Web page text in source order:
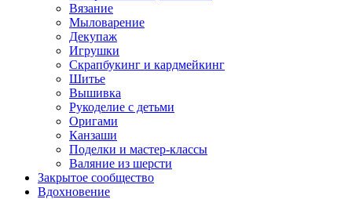
Вязание
Мыловарение
Декупаж
Игрушки
Скрапбукинг и кардмейкинг
Шитье
Вышивка
Рукоделие с детьми
Оригами
Канзаши
Поделки и мастер-классы
Валяние из шерсти
Закрытое сообщество
Вдохновение